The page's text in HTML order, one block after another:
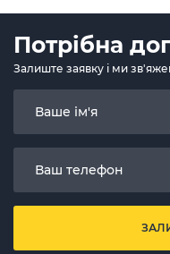
Потрібна
Залиште заявку і ми